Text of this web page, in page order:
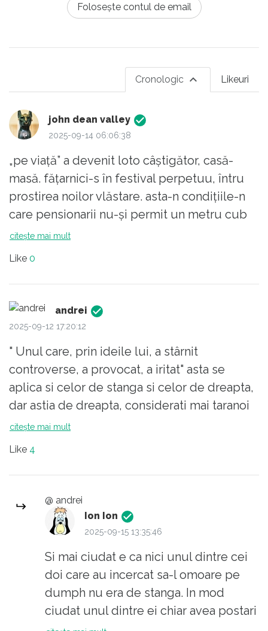
Folosește contul de email
Likeuri
Cronologic
john dean valley
2025-09-14 06:06:38
„pe viață” a devenit loto câștigător, casă-
masă. fățarnici-s în festival perpetuu, întru
prostirea noilor vlăstare. asta-n condițiile-n
care pensionarii nu-și permit un metru cub
apă caldă+canalizare+”pierderi”. dați-vă
de tocat.
citește mai mult
Like 0
andrei
2025-09-12 17:20:12
" Unul care, prin ideile lui, a stârnit
controverse, a provocat, a iritat" asta se
aplica si celor de stanga si celor de dreapta,
dar astia de dreapta, considerati mai taranoi
si mai iubitori de arme nu au incercat sa ii
l-au nimerit.
citește mai mult
Like 4
@ andrei
Ion Ion
2025-09-15 13:35:46
Si mai ciudat e ca nici unul dintre cei
doi care au incercat sa-l omoare pe
dumph nu era de stanga. In mod
ciudat unul dintre ei chiar avea postari